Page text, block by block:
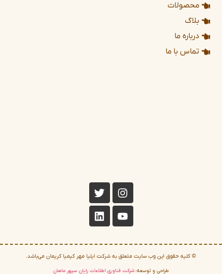
محصولات
بلاگ
درباره ما
تماس با ما
© کلیه حقوق این وب سایت متعلق به شرکت ایلیا مهر کیمیا کریمان می‌باشد.
طراحی و توسعه:شرکت فناوری اطلاعات رایان سپهر ماهان